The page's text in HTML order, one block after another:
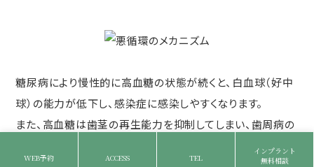
糖尿病により慢性的に高血糖の状態が続くと、白血球（好中
球）の能力が低下し、感染症に感染しやすくなります。
また、高血糖は歯茎の再生能力を抑制してしまい、歯周病の
WEB予約 ACCESS TEL
インプラント
無料相談